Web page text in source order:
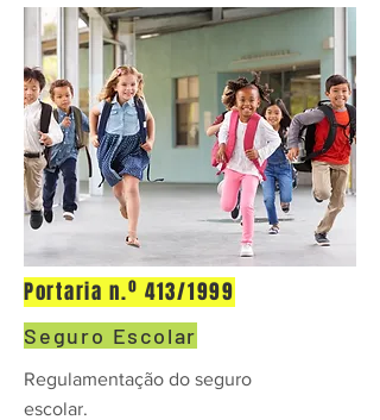
Portaria n.º 413/1999
Seguro Escolar
Regulamentação do seguro
escolar.